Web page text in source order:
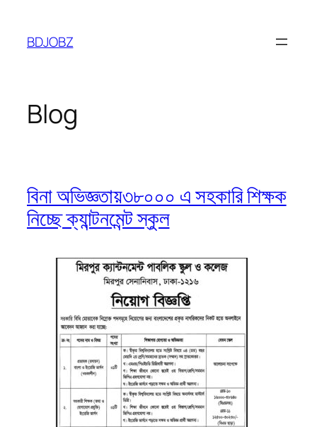
content
BDJOBZ
Blog
বিনা অভিজ্ঞতায়৩৮০০০ এ সহকারি শিক্ষক
নিচ্ছে ক্যান্টনমেন্ট স্কুল